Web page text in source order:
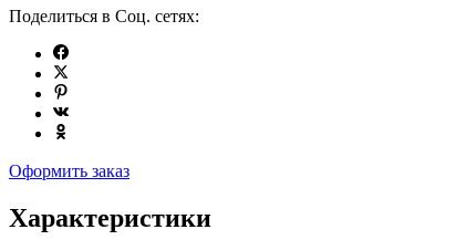
Поделиться в Соц. сетях:
Оформить заказ
Характеристики